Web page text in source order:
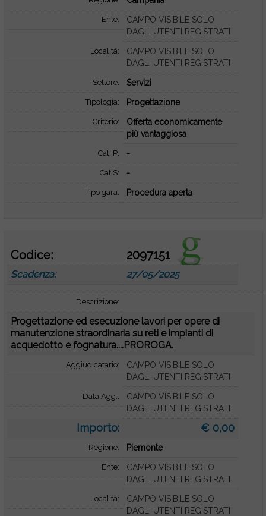
Ente:
CAMPO VISIBILE SOLO
DAGLI UTENTI REGISTRATI
Località:
CAMPO VISIBILE SOLO
DAGLI UTENTI REGISTRATI
Settore: Servizi
Tipologia: Progettazione
Criterio:
Offerta economicamente
più vantaggiosa
Cat. P: -
Cat S: -
Tipo gara: Procedura aperta
Codice: 2097151
Scadenza: 27/05/2025
Descrizione:
Progettazione ed esecuzione lavori per opere di
manutenzione straordinaria su reti e impianti di
acquedotto e fognatura....PROROGA.
Aggiudicatario:
CAMPO VISIBILE SOLO
DAGLI UTENTI REGISTRATI
Data Agg.:
CAMPO VISIBILE SOLO
DAGLI UTENTI REGISTRATI
Importo: € 0,00
Regione: Piemonte
Ente:
CAMPO VISIBILE SOLO
DAGLI UTENTI REGISTRATI
Località:
CAMPO VISIBILE SOLO
DAGLI UTENTI REGISTRATI